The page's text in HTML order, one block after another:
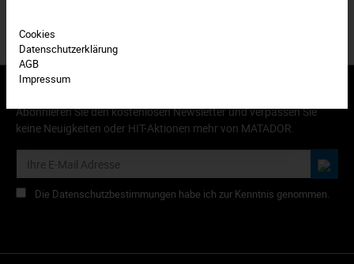
Abonnieren Sie den kostenlosen Newsletter und verpassen Sie
keine Neuigkeiten oder HIT-Aktionen mehr von MATADOR.
Die Datenschutzbestimmungen habe ich zur Kenntnis genommen.
Cookies
Datenschutzerklärung
AGB
Impressum